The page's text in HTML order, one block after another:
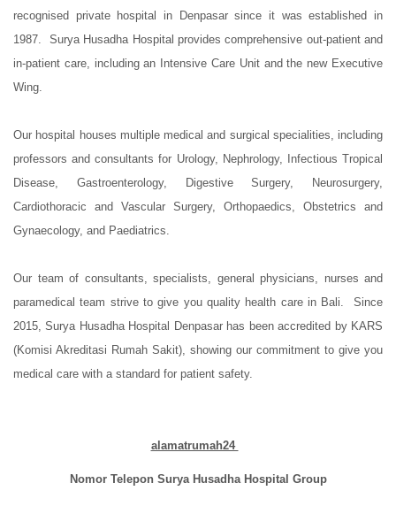
recognised private hospital in Denpasar since it was established in
1987. Surya Husadha Hospital provides comprehensive out-patient and
in-patient care, including an Intensive Care Unit and the new Executive
Wing.
Our hospital houses multiple medical and surgical specialities, including
professors and consultants for Urology, Nephrology, Infectious Tropical
Disease, Gastroenterology, Digestive Surgery, Neurosurgery,
Cardiothoracic and Vascular Surgery, Orthopaedics, Obstetrics and
Gynaecology, and Paediatrics.
Our team of consultants, specialists, general physicians, nurses and
paramedical team strive to give you quality health care in Bali. Since
2015, Surya Husadha Hospital Denpasar has been accredited by KARS
(Komisi Akreditasi Rumah Sakit), showing our commitment to give you
medical care with a standard for patient safety.
alamatrumah24
Nomor Telepon Surya Husadha Hospital Group